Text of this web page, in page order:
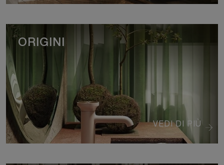
VEDI DI PIÙ
ORIGINI